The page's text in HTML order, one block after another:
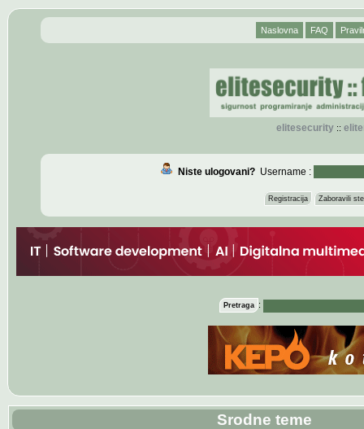
Naslovna FAQ
elitesecurity::
Niste ulogovani?Username :
Registracija Zaboravili
Pretraga :
Srodne teme